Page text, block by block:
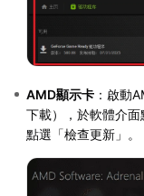
AMD顯示卡 ：啟動
下載），於軟體介
點選「檢查更新」。